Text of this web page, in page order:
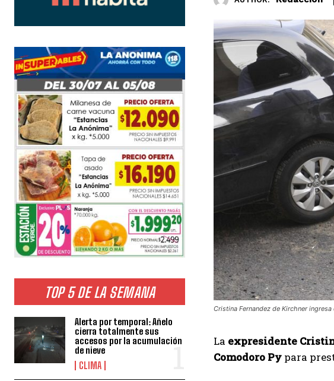
TOP 5 DE LA SEMANA
Alerta por temporal: Añelo
cierra totalmente sus
accesos por la acumulación
de nieve
CLIMA
Cristina Fernandez de Kirchner
La expresidente
Comodoro Py para